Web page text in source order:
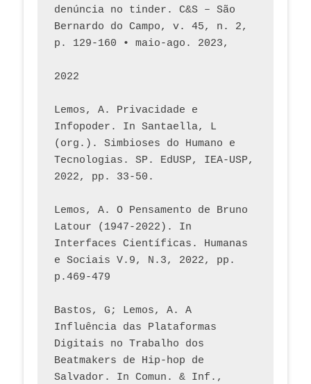
denúncia no tinder. C&S – São
Bernardo do Campo, v. 45, n. 2,
p. 129-160 • maio-ago. 2023,
2022
Lemos, A. Privacidade e
Infopoder. In Santaella, L
(org.). Simbioses do Humano e
Tecnologias. SP. EdUSP, IEA-USP,
2022, pp. 33-50.
Lemos, A. O Pensamento de Bruno
Latour (1947-2022). In
Interfaces Científicas. Humanas
e Sociais V.9, N.3, 2022, pp.
p.469-479
Bastos, G; Lemos, A. A
Influência das Plataformas
Digitais no Trabalho dos
Beatmakers de Hip-hop de
Salvador. In Comun. & Inf.,